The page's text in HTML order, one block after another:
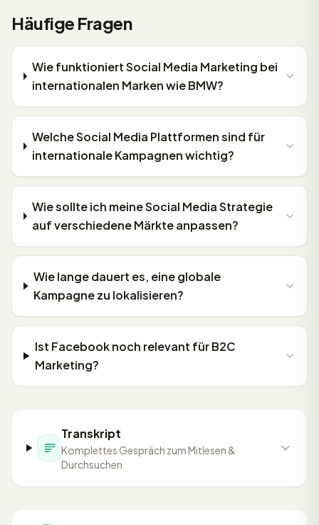
Häufige Fragen
Wie funktioniert Social Media Marketing bei
internationalen Marken wie BMW?
Welche Social Media Plattformen sind für
internationale Kampagnen wichtig?
Wie sollte ich meine Social Media Strategie
auf verschiedene Märkte anpassen?
Wie lange dauert es, eine globale
Kampagne zu lokalisieren?
Ist Facebook noch relevant für B2C
Marketing?
Transkript
Komplettes Gespräch zum Mitlesen &
Durchsuchen